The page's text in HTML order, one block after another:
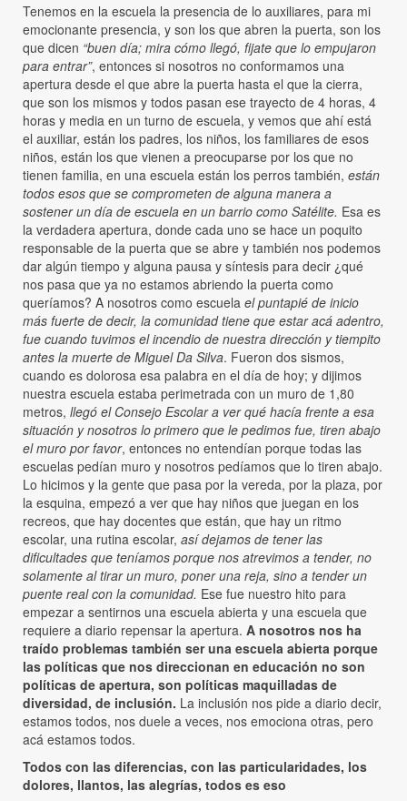
Tenemos en la escuela la presencia de lo auxiliares, para mi
emocionante presencia, y son los que abren la puerta, son los
que dicen “buen día; mira cómo llegó, fijate que lo empujaron
para entrar”, entonces si nosotros no conformamos una
apertura desde el que abre la puerta hasta el que la cierra,
que son los mismos y todos pasan ese trayecto de 4 horas, 4
horas y media en un turno de escuela, y vemos que ahí está
el auxiliar, están los padres, los niños, los familiares de esos
niños, están los que vienen a preocuparse por los que no
tienen familia, en una escuela están los perros también, están
todos esos que se comprometen de alguna manera a
sostener un día de escuela en un barrio como Satélite. Esa es
la verdadera apertura, donde cada uno se hace un poquito
responsable de la puerta que se abre y también nos podemos
dar algún tiempo y alguna pausa y síntesis para decir ¿qué
nos pasa que ya no estamos abriendo la puerta como
queríamos? A nosotros como escuela el puntapié de inicio
más fuerte de decir, la comunidad tiene que estar acá adentro,
fue cuando tuvimos el incendio de nuestra dirección y tiempito
antes la muerte de Miguel Da Silva. Fueron dos sismos,
cuando es dolorosa esa palabra en el día de hoy; y dijimos
nuestra escuela estaba perimetrada con un muro de 1,80
metros, llegó el Consejo Escolara ver qué hacía frente a esa
situación y nosotros lo primero que le pedimos fue, tiren abajo
el muro por favor, entonces no entendían porque todas las
escuelas pedían muro y nosotros pedíamos que lo tiren abajo.
Lo hicimos y la gente que pasa por la vereda, por la plaza, por
la esquina, empezó a ver que hay niños que juegan en los
recreos, que hay docentes que están, que hay un ritmo
escolar, una rutina escolar, asídejamos de tener las
dificultades que teníamos porque nos atrevimos a tender, no
solamente al tirar un muro, poner una reja, sino a tender un
puente real con la comunidad. Ese fue nuestro hito para
empezar a sentirnos una escuela abierta y una escuela que
requiere a diario repensar la apertura. A nosotros nos ha
traído problemas también ser una escuela abierta porque
las políticas que nos direccionan en educación no son
políticas de apertura, son políticas maquilladas de
diversidad, de inclusión. La inclusión nos pide a diario decir,
estamos todos, nos duele a veces, nos emociona otras, pero
acá estamos todos.
Todos con las diferencias, con las particularidades, los
dolores, llantos, las alegrías, todos es eso